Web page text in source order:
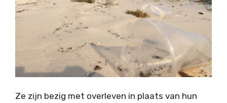
Ze zijn bezig met overleven in plaats van hun